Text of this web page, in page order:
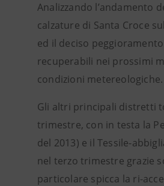
Analizzando l’andamento
calzature di Santa Croce
ed il deciso
recuperabili nei prossimi
condizioni metereologiche.
Gli altri principali distretti
trimestre, con in testa la
del 2013) e il Tessile-
nel terzo trimestre grazie
particolare spicca la ri-